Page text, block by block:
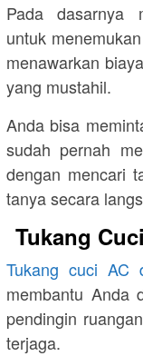
Pada dasarnya
untuk
menawarkan
yang mustahil.
Anda bisa
sudah pernah
dengan mencari
tanya secara
Tukang
Tukang cuci AC
membantu Anda
pendingin
terjaga.